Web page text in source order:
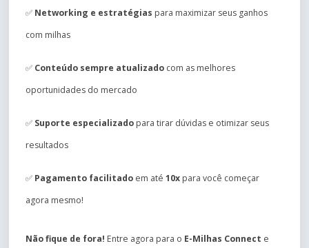
✅ Networking e estratégias para maximizar seus ganhos
com milhas
✅ Conteúdo sempre atualizado com as melhores
oportunidades do mercado
✅ Suporte especializado para tirar dúvidas e otimizar seus
resultados
✅ Pagamento facilitado em até 10x para você começar
agora mesmo!
Não fique de fora! Entre agora para o E-Milhas Connect e